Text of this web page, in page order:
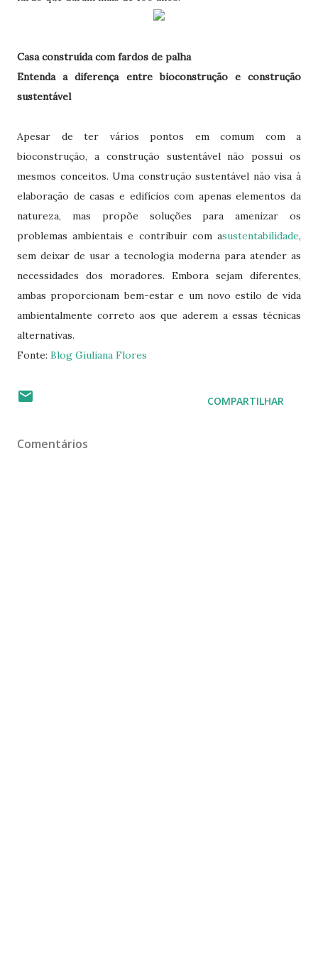
Casa construída com fardos de palha
Entenda a diferença entre bioconstrução e construção
sustentável
Apesar de ter vários pontos em comum com a
bioconstrução, a construção sustentável não possui os
mesmos conceitos. Uma construção sustentável não visa à
elaboração de casas e edifícios com apenas elementos da
natureza, mas propõe soluções para amenizar os
problemas ambientais e contribuir com asustentabilidade,
sem deixar de usar a tecnologia moderna para atender as
necessidades dos moradores. Embora sejam diferentes,
ambas proporcionam bem-estar e um novo estilo de vida
ambientalmente correto aos que aderem a essas técnicas
alternativas.
Fonte: Blog Giuliana Flores
COMPARTILHAR
Comentários